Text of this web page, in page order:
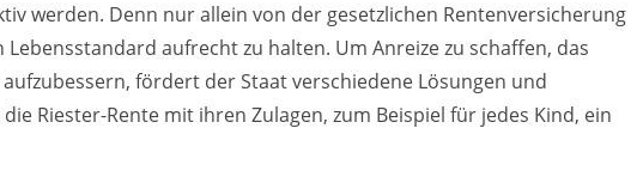
werden. Denn nur allein von der gesetzlichen Rentenversicherung
aufrecht zu halten. Um Anreize zu schaffen, das
fördert der Staat verschiedene Lösungen und
Riester-Rente mit ihren Zulagen, zum Beispiel für jedes Kind, ein